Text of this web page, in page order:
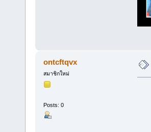
ontcftqvx
สมาชิกใหม่
Posts: 0